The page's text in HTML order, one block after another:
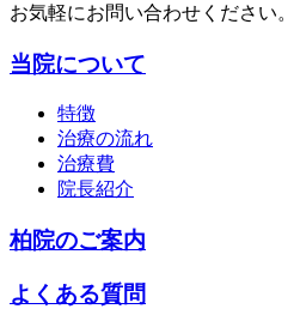
お気軽にお問い合わせください。
当院について
特徴
治療の流れ
治療費
院長紹介
柏院のご案内
よくある質問